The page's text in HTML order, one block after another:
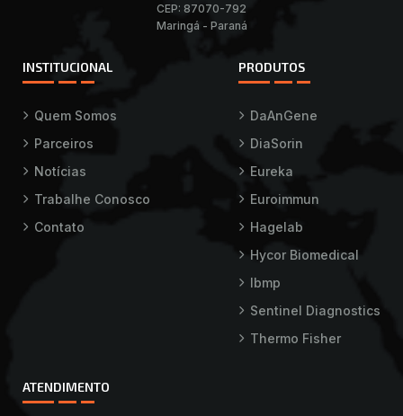
CEP: 87070-792
Maringá - Paraná
INSTITUCIONAL
Quem Somos
Parceiros
Notícias
Trabalhe Conosco
Contato
PRODUTOS
DaAnGene
DiaSorin
Eureka
Euroimmun
Hagelab
Hycor Biomedical
Ibmp
Sentinel Diagnostics
Thermo Fisher
ATENDIMENTO